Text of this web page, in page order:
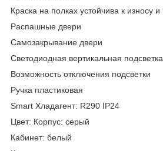
Краска на полках устойчива к износу
Распашные двери
Самозакрывание двери
Светодиодная вертикальная
Возможность отключения подсветки
Ручка пластиковая
Smart Хладагент: R290 IP24
Цвет: Корпус: серый
Кабинет: белый